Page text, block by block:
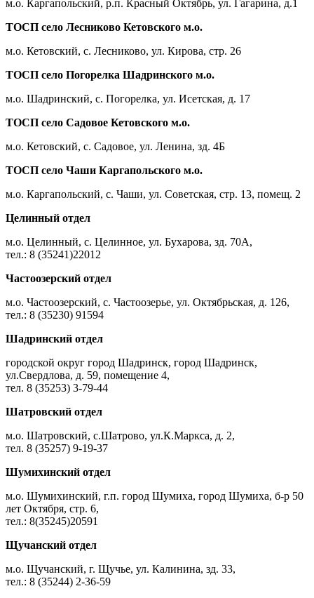
м.о. Каргапольский, р.п. Красный Октябрь, ул. Гагарина, д.1
ТОСП село Лесниково Кетовского м.о.
м.о. Кетовский, с. Лесниково, ул. Кирова, стр. 26
ТОСП село Погорелка Шадринского м.о.
м.о. Шадринский, с. Погорелка, ул. Исетская, д. 17
ТОСП село Садовое Кетовского м.о.
м.о. Кетовский, с. Садовое, ул. Ленина, зд. 4Б
ТОСП село Чаши Каргапольского м.о.
м.о. Каргапольский, с. Чаши, ул. Советская, стр. 13, помещ. 2
Целинный отдел
м.о. Целинный, с. Целинное, ул. Бухарова, зд. 70А,
тел.: 8 (35241)22012
Частоозерский отдел
м.о. Частоозерский, с. Частоозерье, ул. Октябрьская, д. 126,
тел.: 8 (35230) 91594
Шадринский отдел
городской округ город Шадринск, город Шадринск,
ул.Свердлова, д. 59, помещение 4,
тел. 8 (35253) 3-79-44
Шатровский отдел
м.о. Шатровский, с.Шатрово, ул.К.Маркса, д. 2,
тел. 8 (35257) 9-19-37
Шумихинский отдел
м.о. Шумихинский, г.п. город Шумиха, город Шумиха, б-р 50
лет Октября, стр. 6,
тел.: 8(35245)20591
Щучанский отдел
м.о. Щучанский, г. Щучье, ул. Калинина, зд. 33,
тел.: 8 (35244) 2-36-59